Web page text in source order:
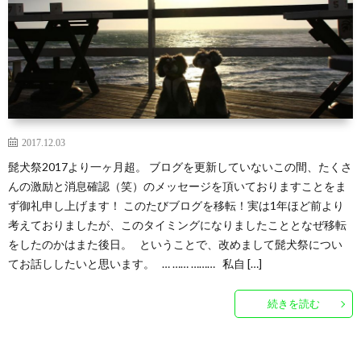
2017.12.03
髭犬祭2017より一ヶ月超。 ブログを更新していないこの間、たくさ
んの激励と消息確認（笑）のメッセージを頂いておりますことをま
ず御礼申し上げます！ このたびブログを移転！実は1年ほど前より
考えておりましたが、このタイミングになりましたこととなぜ移転
をしたのかはまた後日。 ということで、改めまして髭犬祭につい
てお話ししたいと思います。 … …… ……… 私自 […]
続きを読む